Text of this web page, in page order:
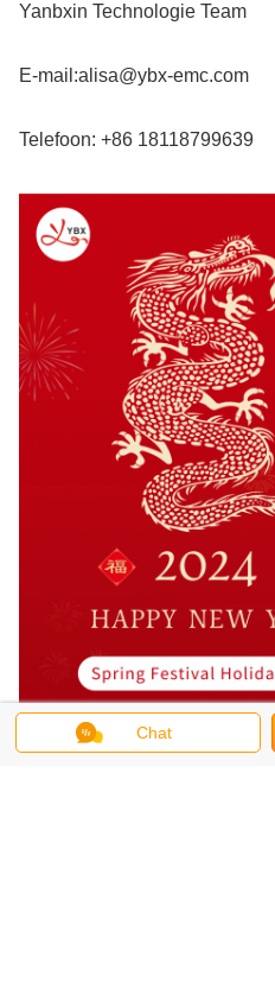
Yanbxin Technologie Team
E-mail:alisa@ybx-emc.com
Telefoon: +86 ‭18118799639‬
Chat